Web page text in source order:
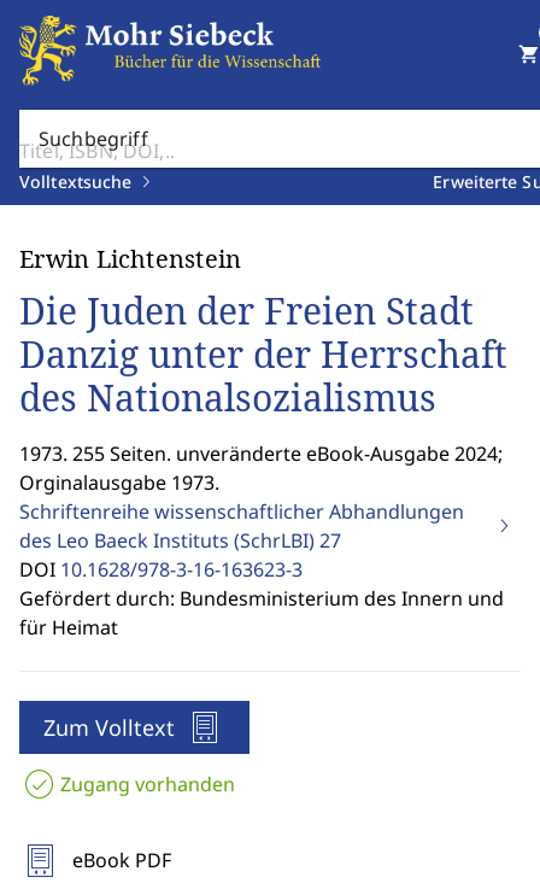
Suchbegriff
Volltextsuche Erweiterte
shopping_cart
Erwin Lichtenstein
Die Juden der Freien Stadt
Danzig unter der Herrschaft
des Nationalsozialismus
1973. 255 Seiten. unveränderte eBook-Ausgabe 2024;
Orginalausgabe 1973.
Schriftenreihe wissenschaftlicher Abhandlungen
des Leo Baeck Instituts (SchrLBI)27
DOI 10.1628/978-3-16-163623-3
Gefördert durch: Bundesministerium des Innern und
für Heimat
Zum Volltext
Zugang vorhanden
eBook PDF